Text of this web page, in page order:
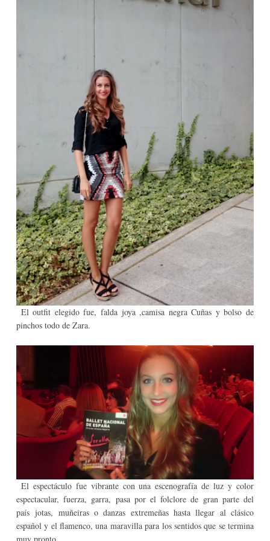
El outfit elegido fue, falda joya ,camisa negra Cuñas y bolso de
pinchos todo de Zara.
El espectáculo fue vibrante con una escenografía de luz y color
espectacular, fuerza, garra, pasa por el folclore de gran parte del
país jotas, muñeiras o danzas extremeñas hasta llegar al clásico
español y el flamenco, una maravilla para los sentidos que se termina